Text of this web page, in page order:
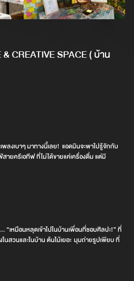
CREATIVE SPACE ( บ้าน
พลงเบาๆ มาทางนี้เลย! แอดมินจะพาไปรู้จักกับ
สายครีเอทีฟ ที่ไม่ได้ขายแค่เครื่องดื่ม แต่มี
“เหมือนหลุดเข้าไปในบ้านเพื่อนที่ชอบศิลปะ!” ที่
ในสวนและในบ้าน ต้นไม้เยอะ มุมถ่ายรูปเพียบ ที่